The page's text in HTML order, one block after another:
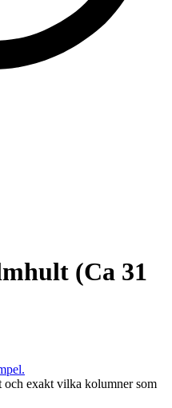
(Ca 31
och exakt vilka kolumner som